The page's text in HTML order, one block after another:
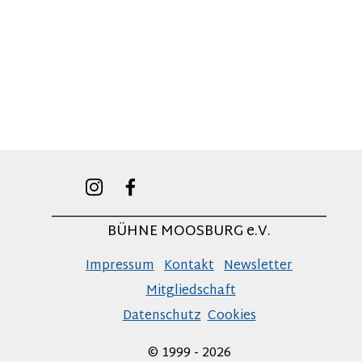
______________________________________
BÜHNE MOOSBURG e.V.
Impressum Kontakt Newsletter
Mitgliedschaft
Datenschutz Cookies
© 1999 - 2026